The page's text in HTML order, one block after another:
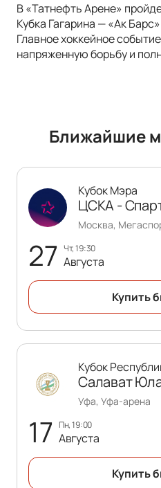
В «Татнефть Арене»
Кубка Гагарина — «Ак
Главное хоккейное
напряженную борьбу и
Ближайшие
27 чт, 19:30
Августа
Кубок Мэра
ЦСКА -
Москва,
Купить
17 пн, 19:00
Августа
Кубок
Салават
Уфа, Уфа-арена
Купить